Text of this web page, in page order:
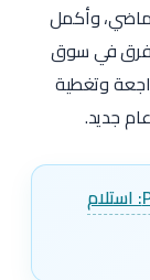
وأكمل
يفرق في سوق
وتغطية
جديد.
ربح المال من الإنترنت عبر PayPal: استلام